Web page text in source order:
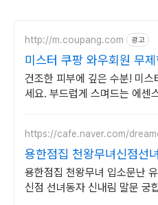
http://m.coupang.com 광고
미스터 쿠팡 와우회원 무
건조한 피부에 깊은 수분! 미
세요. 부드럽게 스며드는 에센
https://cafe.naver.com/
용한점집 천왕무녀신점선
용한점집 천왕무녀 입소문난
신점 선녀동자 신내림 말문 궁